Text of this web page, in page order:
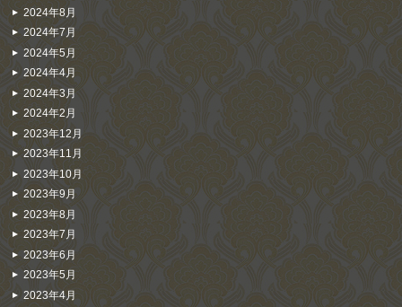
2024年8月
2024年7月
2024年5月
2024年4月
2024年3月
2024年2月
2023年12月
2023年11月
2023年10月
2023年9月
2023年8月
2023年7月
2023年6月
2023年5月
2023年4月